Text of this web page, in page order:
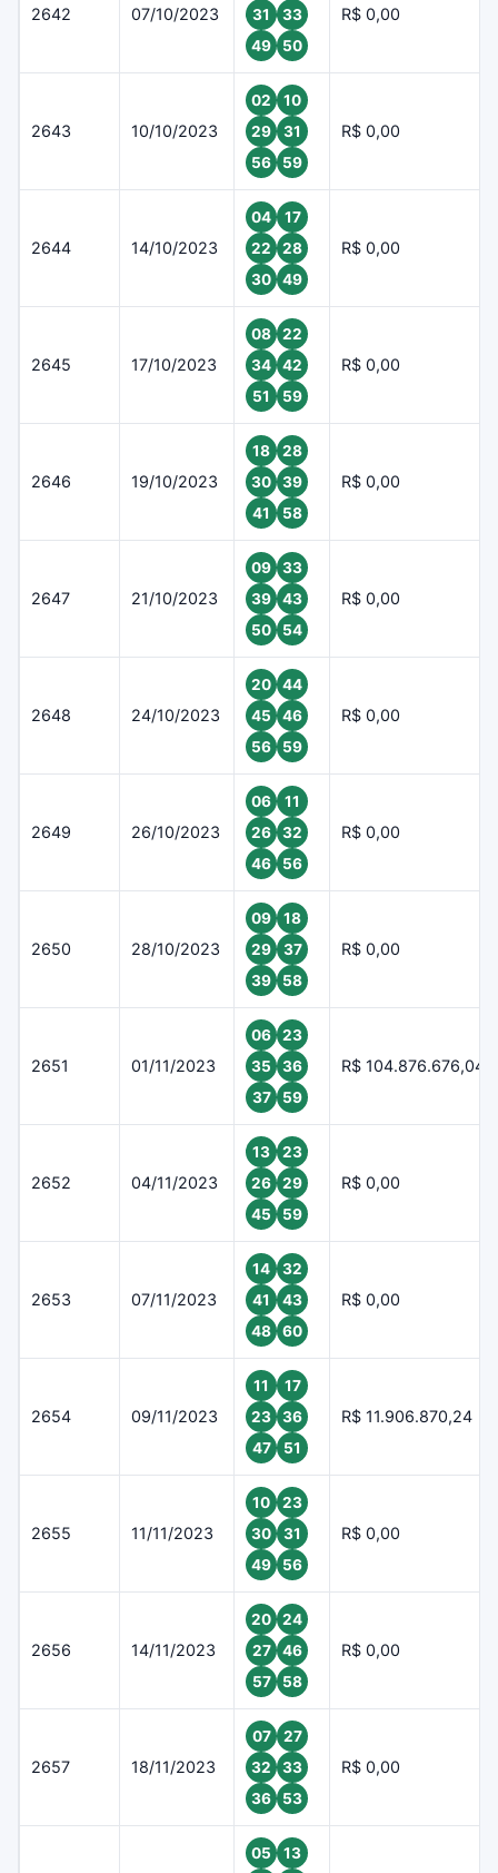
2642 07/10/2023 31
33
49
50
R$ 0,00
2643 10/10/2023
02
10
29
31
56
59
R$ 0,00
2644 14/10/2023
04
17
22
28
30
49
R$ 0,00
2645 17/10/2023
08
22
34
42
51
59
R$ 0,00
2646 19/10/2023
18
28
30
39
41
58
R$ 0,00
2647 21/10/2023
09
33
39
43
50
54
R$ 0,00
2648 24/10/2023
20
44
45
46
56
59
R$ 0,00
2649 26/10/2023
06
11
26
32
46
56
R$ 0,00
2650 28/10/2023
09
18
29
37
39
58
R$ 0,00
2651 01/11/2023
06
23
35
36
37
59
R$ 104.876.676,04
2652 04/11/2023
13
23
26
29
45
59
R$ 0,00
2653 07/11/2023
14
32
41
43
48
60
R$ 0,00
2654 09/11/2023
11
17
23
36
47
51
R$ 11.906.870,24
2655 11/11/2023
10
23
30
31
49
56
R$ 0,00
2656 14/11/2023
20
24
27
46
57
58
R$ 0,00
2657 18/11/2023
07
27
32
33
36
53
R$ 0,00
05
13